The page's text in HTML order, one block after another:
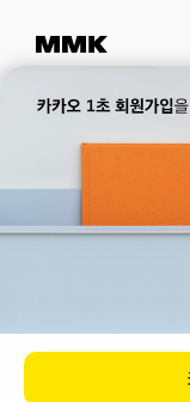
대표자 : 박기민 사업자 등
ⓒ 2023. MMK all rights
Museum. 02. 777. 5887
177, Duteopbawi-ro,
Official : hello@mmk-